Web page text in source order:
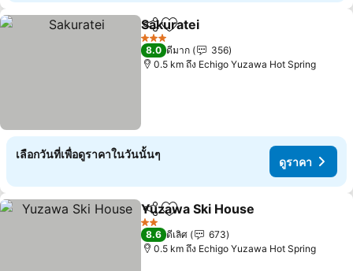
แชร์ เพิ่มในรายการโปรด
Sakuratei
3 ดาว
8.0 ดีมาก
356
0.5 km ถึง Echigo Yuzawa Hot Spring
เลือกวันที่เพื่อดูราคาในวันนั้นๆ
ดูราคา
แชร์ เพิ่มในรายการโปรด
Yuzawa Ski House
2 ดาว
8.6 ดีเลิศ
673
0.5 km ถึง Echigo Yuzawa Hot Spring